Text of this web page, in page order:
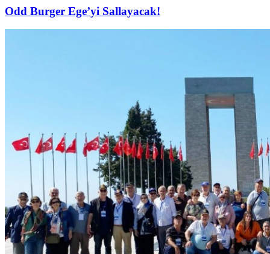
Odd Burger Ege’yi Sallayacak!